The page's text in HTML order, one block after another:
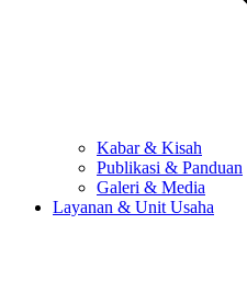
Kabar & Kisah
Publikasi & Panduan
Galeri & Media
Layanan & Unit Usaha